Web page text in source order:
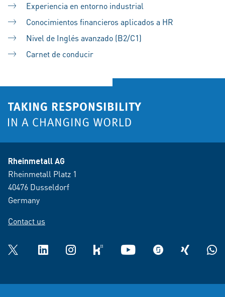
Experiencia en entorno industrial
Conocimientos financieros aplicados a HR
Nivel de Inglés avanzado (B2/C1)
Carnet de conducir
Rheinmetall AG
Rheinmetall Platz 1
40476 Dusseldorf
Germany
Contact us
Twitter LinkedInInstagramkununu YouTube glassdoorXING